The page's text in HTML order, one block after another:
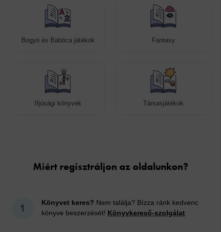
Bogyó és Babóca játékok Fantasy
Ifjúsági könyvek Társasjátékok
Miért regisztráljon az oldalunkon?
Könyvet keres? Nem találja? Bízza ránk kedvenc
könyve beszerzését! Könyvkereső-szolgálat